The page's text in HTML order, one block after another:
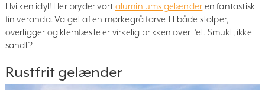
Hvilken idyl! Her pryder vort aluminiums gelænder en fantastisk
fin veranda. Valget af en mørkegrå farve til både stolper,
overligger og klemfæste er virkelig prikken over i’et. Smukt, ikke
sandt?
Rustfrit gelænder